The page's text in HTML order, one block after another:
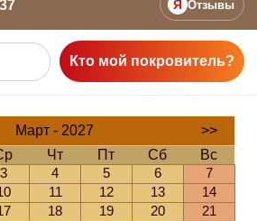
Я Отзывы
Кто мой покровитель?
Март - 2027
>>
Чт Пт Сб
Вс
3 4 5 6
7
11 12 13
14
18 19 20
21